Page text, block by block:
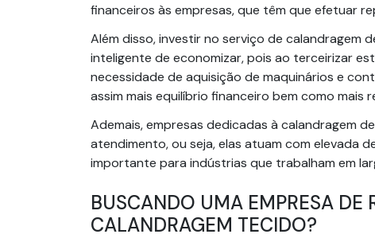
financeiros às empresas, que têm que efetuar
Além disso, investir no serviço de calandragem
inteligente de economizar, pois ao terceirizar
necessidade de aquisição de maquinários e
assim mais equilíbrio financeiro bem como
Ademais, empresas dedicadas à calandragem
atendimento, ou seja, elas atuam com elevada
importante para indústrias que trabalham em
BUSCANDO UMA EMPRESA DE
CALANDRAGEM TECIDO?